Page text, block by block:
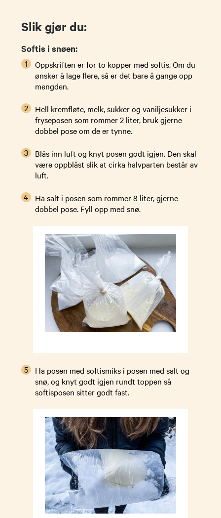
Slik gjør du:
Softis i snøen:
Oppskriften er for to kopper med softis. Om du
ønsker å lage flere, så er det bare å gange opp
mengden.
Hell kremfløte, melk, sukker og vaniljesukker i
fryseposen som rommer 2 liter, bruk gjerne
dobbel pose om de er tynne.
Blås inn luft og knyt posen godt igjen. Den skal
være oppblåst slik at cirka halvparten består av
luft.
Ha salt i posen som rommer 8 liter, gjerne
dobbel pose. Fyll opp med snø.
Ha posen med softismiks i posen med salt og
snø, og knyt godt igjen rundt toppen så
softisposen sitter godt fast.